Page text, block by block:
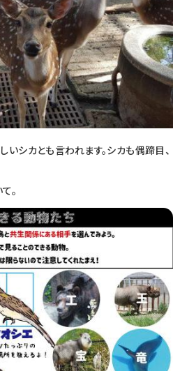
シカとも言われます。シカも偶蹄目、
。